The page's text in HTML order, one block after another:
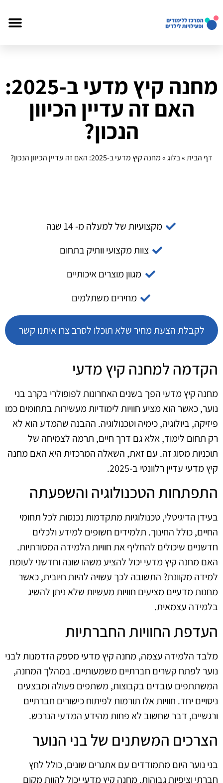
מחנה קיץ מדעי ב‑2025:
האם זה עדיין הכיוון
הנכון?
דף הבית»בלוג»מחנה קיץ מדעי ב‑2025: האם זה עדיין הכיוון הנכון?
מקצועיות של למעלה מ- 14 שנה
צוות מקצועי וותיק בתחום
מגוון מוצרים איכותיים
מחירים משתלמים
לקבלת הצעת מחיר שלא תוכלו לסרב צרו איתנו קשר
הקדמה למחנה קיץ מדעי
מחנה קיץ מדעי הפך בשנים האחרונות לפופולרי בקרב בני
נוער, כאשר הוא מציע חוויות לימודיות מעשירות בתחומים כמו
פיזיקה, ביולוגיה, כימיה וטכנולוגיה. ההבנה שהמדע הוא לא
רק תחום לימוד, אלא גם דרך חיים, תרמה לצמיחה של
תוכניות מסוג זה. עם זאת, השאלה המרכזית היא האם מחנה
קיץ מדעי עדיין רלוונטי ב‑2025.
התפתחות הטכנולוגיה והשפעתה
בעידן הדיגיטלי, טכנולוגיות מתקדמות נכנסות לכל תחומי
החיים, כולל החינוך. תלמידים חשופים למידע ולכלים
חדשניים שיכולים להחליף את חוויות הלמידה המסורתיות.
האם מחנה קיץ מדעי יכול להציע משהו שונה וחדשני לעומת
למידה מקוונת? התשובה לכך עשויה להיות חיובית, כאשר
מחנות מדעיים מציעים חוויות מעשיות שלא ניתן להשיג
בלמידה עצמאית.
העדפת החוויות החברתיות
מלבד הלמידה עצמה, מחנה קיץ מדעי מספק הזדמנות לבני
נוער לפתח קשרים חברתיים משמעותיים. במהלך המחנה,
המשתתפים עובדים בקבוצות, משתפים פעולה ומבצעים
ניסויים יחד. חוויות אלו תורמות לפיתוח כישורים חברתיים
ורגשיים, דבר שחשוב לא פחות מהידע המדעי הנרכש.
הצרכים המשתנים של בני הנוער
בני נוער היום מתמודדים עם אתגרים שונים, כולל לחץ
חברתי וציפיות גבוהות. מחנה קיץ מדעי יכול להוות מקום